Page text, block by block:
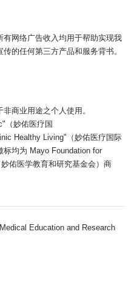
网络广告收入均用于帮助实现我
的任何第三方产品和服务背书。
商业用途之个人使用。
（妙佑医疗国
Healthy Living"（妙佑医疗国际
标均为 Mayo Foundation for
佑医学教育和研究基金会）商
Education and Research